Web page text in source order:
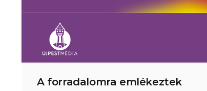
A forradalomra emlékeztek